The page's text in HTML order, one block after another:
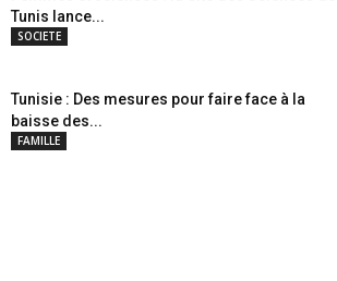
Tunis lance...
SOCIETE
Tunisie : Des mesures pour faire face à la
baisse des...
FAMILLE